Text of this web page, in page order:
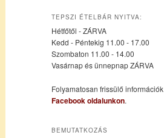
elsődleges
tartalomra
másodlagos
tartalomra
TEPSZI ÉTELBÁR NYITVA:
Hétfőtől - ZÁRVA
Kedd - Péntekig 11.00 - 17.00
Szombaton 11.00 - 14.00
Vasárnap és ünnepnap ZÁRVA
Folyamatosan frissülő információk
Facebook oldalunkon.
BEMUTATKOZÁS